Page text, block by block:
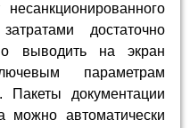
достаточно
выводить на экран
параметрам
Пакеты документации
можно автоматически